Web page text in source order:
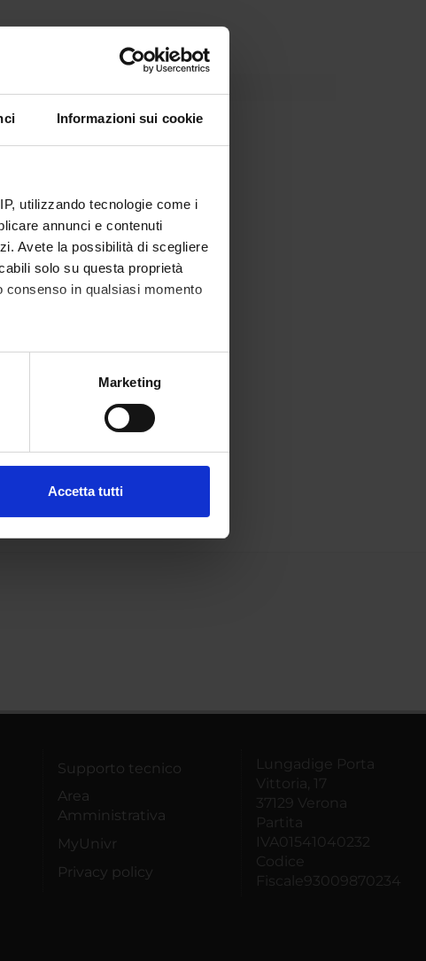
Informazioni sui cookie
utilizzando tecnologie come i
annunci e contenuti
Avete la possibilità di scegliere
solo su questa proprietà
in qualsiasi momento
qualche metro,Marketing
Accetta tutti
Supporto tecnico
Area
Amministrativa
MyUnivr
Privacy policy
Lungadige Porta
Vittoria, 17
37129 Verona
Partita
IVA01541040232
Codice
Fiscale93009870234